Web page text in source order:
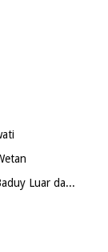
Luar da...